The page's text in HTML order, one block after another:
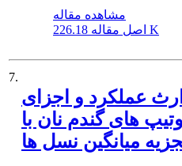
مشاهده مقاله
اصل مقاله 226.18 K
7.
عملکرد و اجزای
های گندم نان با
میانگین نسل ها